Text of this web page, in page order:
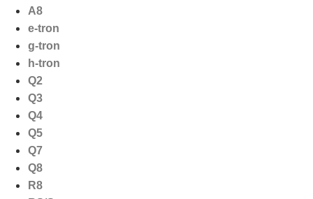
A8
e-tron
g-tron
h-tron
Q2
Q3
Q4
Q5
Q7
Q8
R8